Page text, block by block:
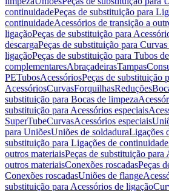
continuidadePeças de substituição para
continuidadeAcessórios de transição a
ligaçãoPeças de substituição para
descargaPeças de substituição para Curvas
ligaçãoPeças de substituição para Tubos
complementaresAbraçadeirasTampas
PETubosAcessóriosPeças de substituição
AcessóriosCurvasForquilhasReduções
substituição para Bocas de limpeza
substituição para Acessórios especiais
SuperTubeCurvasAcessórios especiais
para UniõesUniões de soldaduraLigações
substituição para Ligações de continuidade
outros materiaisPeças de substituição para
outros materiaisConexões roscadasPeças
Conexões roscadasUniões de flange
substituição para Acessórios de ligação